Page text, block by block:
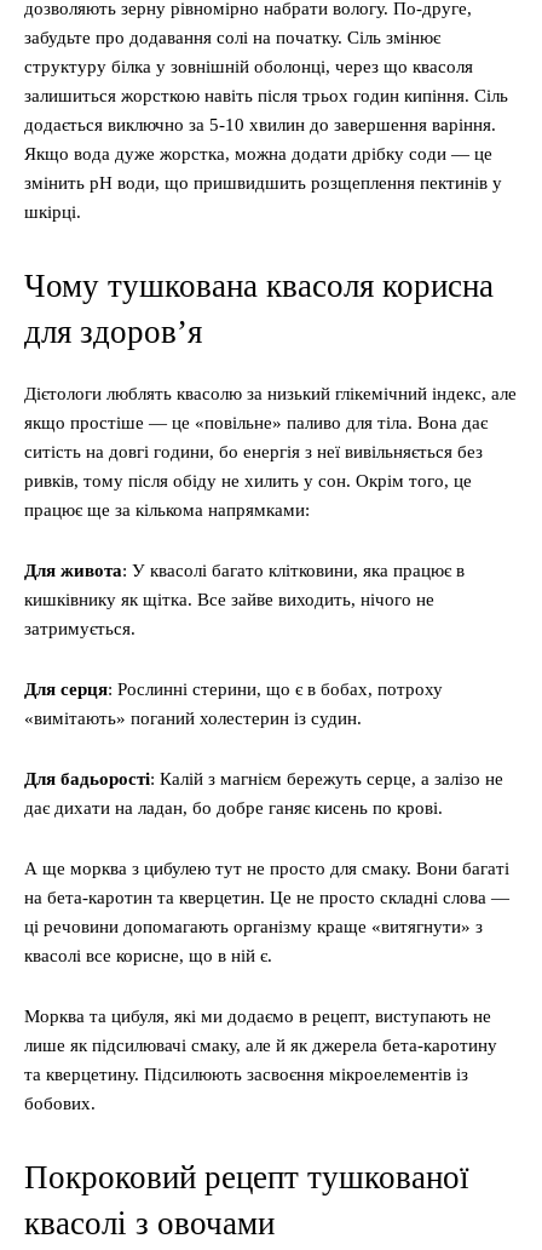
дозволяють зерну рівномірно набрати вологу. По-друге,
забудьте про додавання солі на початку. Сіль змінює
структуру білка у зовнішній оболонці, через що квасоля
залишиться жорсткою навіть після трьох годин кипіння. Сіль
додається виключно за 5-10 хвилин до завершення варіння.
Якщо вода дуже жорстка, можна додати дрібку соди — це
змінить pH води, що пришвидшить розщеплення пектинів у
шкірці.
Чому тушкована квасоля корисна
для здоров’я
Дієтологи люблять квасолю за низький глікемічний індекс, але
якщо простіше — це «повільне» паливо для тіла. Вона дає
ситість на довгі години, бо енергія з неї вивільняється без
ривків, тому після обіду не хилить у сон. Окрім того, це
працює ще за кількома напрямками:
Для живота: У квасолі багато клітковини, яка працює в
кишківнику як щітка. Все зайве виходить, нічого не
затримується.
Для серця: Рослинні стерини, що є в бобах, потроху
«вимітають» поганий холестерин із судин.
Для бадьорості: Калій з магнієм бережуть серце, а залізо не
дає дихати на ладан, бо добре ганяє кисень по крові.
А ще морква з цибулею тут не просто для смаку. Вони багаті
на бета-каротин та кверцетин. Це не просто складні слова —
ці речовини допомагають організму краще «витягнути» з
квасолі все корисне, що в ній є.
Морква та цибуля, які ми додаємо в рецепт, виступають не
лише як підсилювачі смаку, але й як джерела бета-каротину
та кверцетину. Підсилюють засвоєння мікроелементів із
бобових.
Покроковий рецепт тушкованої
квасолі з овочами